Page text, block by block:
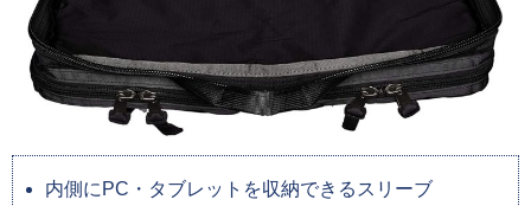
内側にPC・タブレットを収納できるスリーブ